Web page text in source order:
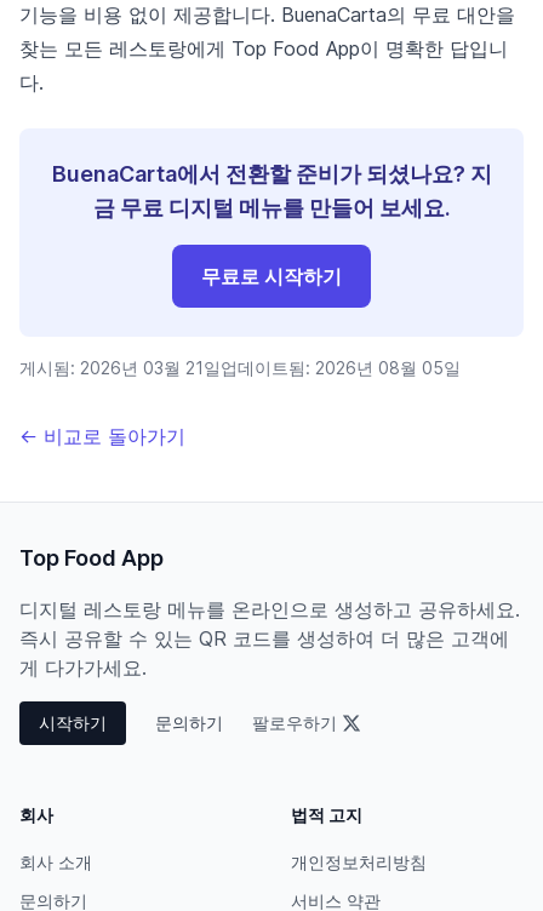
기능을 비용 없이 제공합니다. BuenaCarta의 무료 대안을
찾는 모든 레스토랑에게 Top Food App이 명확한 답입니
다.
BuenaCarta에서 전환할 준비가 되셨나요? 지
금 무료 디지털 메뉴를 만들어 보세요.
무료로 시작하기
게시됨: 2026년 03월 21일업데이트됨: 2026년 08월 05일
← 비교로 돌아가기
Top Food App
디지털 레스토랑 메뉴를 온라인으로 생성하고 공유하세요.
즉시 공유할 수 있는 QR 코드를 생성하여 더 많은 고객에
게 다가가세요.
시작하기 문의하기 팔로우하기
회사
회사 소개
문의하기
법적 고지
개인정보처리방침
서비스 약관